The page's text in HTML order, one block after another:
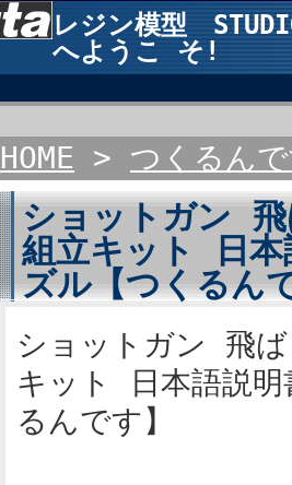
レジン模型
へようこ そ!
HOME > つくるん
ショットガン
組立キット 日
ズル【つくるん
ショットガン 飛
キット 日本語説
るんです】